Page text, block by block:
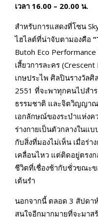
เวลา 16.00 – 20.00 น.
สำหรับการแสดงที่โซน
ไฮไลต์ที่น่าจับตามองคือ
Butoh Eco
เสี้ยวการละคร
เกษประไพ ศิลปินรางวัล
2551 ที่จะพาทุกคนไปสำ
ธรรมชาติ และจิตวิญญาณ
เอกลักษณ์ของระบำแห่งค
ร่างกายเป็นตัวกลางในแ
กับสิ่งที่มองไม่เห็น เมื่อร่า
เคลื่อนไหว แต่ติดอยู่ตรง
ชีวิตที่เชื่องช้ากับชั่วขณะข
เต้นรำ
นอกจากนี้ ตลอด 3 สัปดา
สนใจอีกมากมายที่จะมาส